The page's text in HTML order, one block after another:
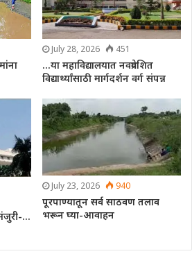
July 28, 2026 451
…या महाविद्यालयात नवप्रवेशित
विद्यार्थ्यांसाठी मार्गदर्शन वर्ग संपन्न
…
July 23, 2026 940
पूरपाण्यातून सर्व साठवण तलाव
भरून घ्या-आवाहन